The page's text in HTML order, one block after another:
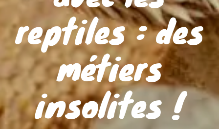
reptiles : des
métiers
insolites !